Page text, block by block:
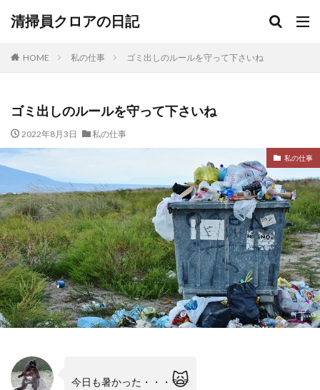
清掃員クロアの日記
HOME 私の仕事 ゴミ出しのルールを守って下さいね
ゴミ出しのルールを守って下さいね
2022年8月3日 私の仕事
私の仕事
今日も暑かった・・・ 🙀